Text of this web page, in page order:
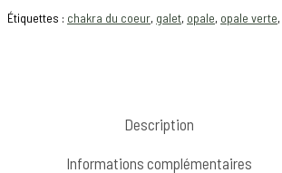
Étiquettes : chakra du coeur, galet, opale, opale verte,
Description
Informations complémentaires